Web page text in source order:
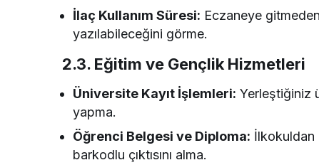
İlaç Kullanım Süresi: Eczaneye
yazılabileceğini görme.
2.3. Eğitim ve Gençlik Hizmetleri
Üniversite Kayıt İşlemleri: Yerleştiğiniz
yapma.
Öğrenci Belgesi ve Diploma: İlkokuldan
barkodlu çıktısını alma.